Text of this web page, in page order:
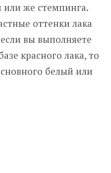
же стемпинга.
оттенки лака
вы выполняете
красного лака, то
белый или